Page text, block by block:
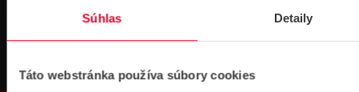
Súhlas Detaily
Táto webstránka používa súbory cookies